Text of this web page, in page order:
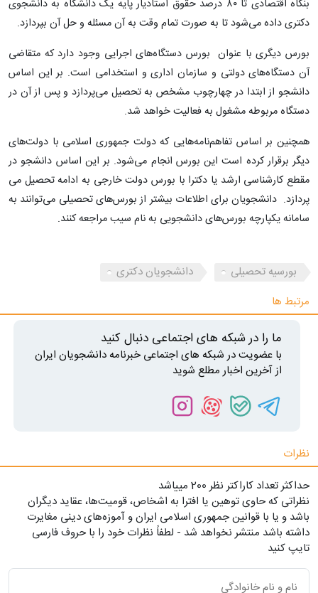
بنگاه اقتصادی تا ۸۰ درصد حقوق استادیار پایه یک دانشگاه به دانشجوی
دکتری داده می‌شود تا به صورت تمام وقت به آن مسئله و حل آن بپردازد.
بورس دیگری با عنوان بورس دستگاه‌های اجرایی وجود دارد که متقاضی
آن دستگاه‌های دولتی و سازمان اداری و استخدامی است. بر این اساس
دانشجو از ابتدا در چهارچوب مشخص به تحصیل می‌پردازد و پس از آن در
دستگاه مربوطه مشغول به فعالیت خواهد شد.
همچنین بر اساس تفاهم‌نامه‌هایی که دولت جمهوری اسلامی با دولت‌های
دیگر برقرار کرده است این بورس انجام می‌شود. بر این اساس دانشجو در
مقطع کارشناسی ارشد یا دکترا با بورس دولت خارجی به ادامه تحصیل می
پردازد. دانشجویان برای اطلاعات بیشتر از بورس‌های تحصیلی می‌توانند به
سامانه یکپارچه بورس‌های دانشجویی به نام سیب مراجعه کنند.
بورسیه تحصیلی
دانشجویان دکتری
مرتبط ها
ما را در شبکه های اجتماعی دنبال کنید
با عضویت در شبکه های اجتماعی خبرنامه دانشجویان ایران
از آخرین اخبار مطلع شوید
نظرات
حداکثر تعداد کاراکتر نظر 200 ميياشد
نظراتی که حاوی توهین یا افترا به اشخاص، قومیت‌ها، عقاید دیگران
باشد و یا با قوانین جمهوری اسلامی ایران و آموزه‌های دینی مغایرت
داشته باشد منتشر نخواهد شد - لطفاً نظرات خود را با حروف فارسی
تایپ کنید